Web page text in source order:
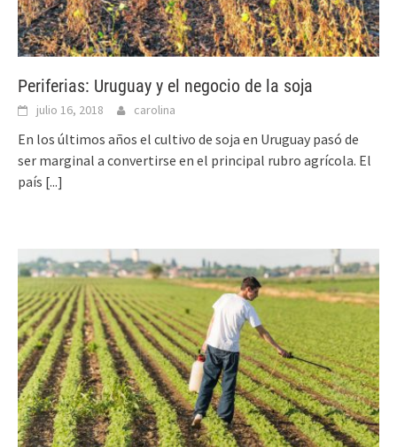
Periferias: Uruguay y el negocio de la soja
julio 16, 2018 carolina
En los últimos años el cultivo de soja en Uruguay pasó de
ser marginal a convertirse en el principal rubro agrícola. El
país [...]